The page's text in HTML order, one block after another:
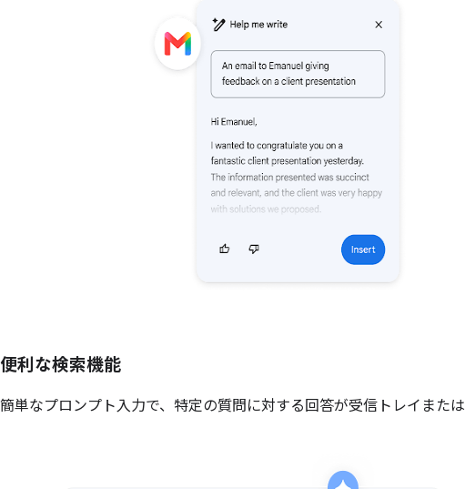
便利な検索機能
簡単なプロンプト入力で、特定の質問に対する回答が受信トレイまたは